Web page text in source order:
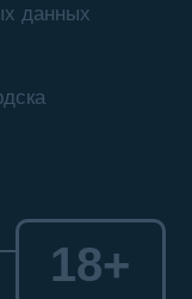
данных
18+